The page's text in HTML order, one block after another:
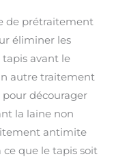
de prétraitement
éliminer les
avant le
autre traitement
décourager
la laine non
antimite
ce que le tapis soit